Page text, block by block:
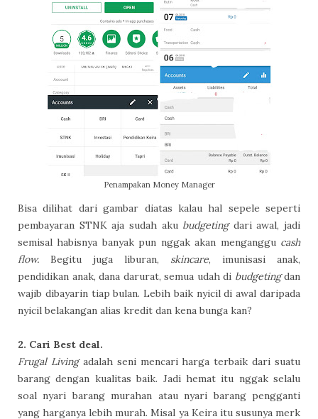
Penampakan Money Manager
Bisa dilihat dari gambar diatas kalau hal sepele seperti
pembayaran STNK aja sudah aku budgetingdari awal, jadi
semisal habisnya banyak pun nggak akan menganggu cash
flow. Begitu juga liburan, skincare, imunisasi anak,
pendidikan anak, dana darurat, semua udah di budgetingdan
wajib dibayarin tiap bulan. Lebih baik nyicil di awal daripada
nyicil belakangan alias kredit dan kena bunga kan?
2. Cari Best deal.
Frugal Living adalah seni mencari harga terbaik dari suatu
barang dengan kualitas baik. Jadi hemat itu nggak selalu
soal nyari barang murahan atau nyari barang pengganti
yang harganya lebih murah. Misal ya Keira itu susunya merk